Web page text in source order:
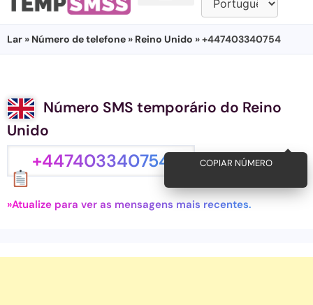
Lar » Número de telefone » Reino Unido » +447403340754
Número SMS temporário do Reino
Unido
+447403340754 COPIAR NÚMERO
»Atualize para ver as mensagens mais recentes.